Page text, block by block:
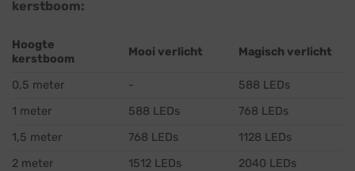
kerstboom:
Hoogte
kerstboom
Mooi verlicht Magisch verlicht
0,5 meter -
588 LEDs
1 meter
588 LEDs
768 LEDs
1,5 meter
768 LEDs
1128 LEDs
2 meter
1512 LEDs
2040 LEDs